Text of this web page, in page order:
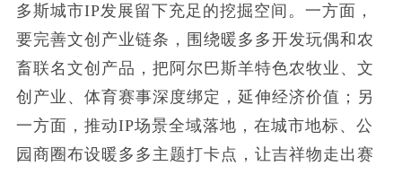
多斯城市IP发展留下充足的挖掘空间。一方面，
要完善文创产业链条，围绕暖多多开发玩偶和农
畜联名文创产品，把阿尔巴斯羊特色农牧业、文
创产业、体育赛事深度绑定，延伸经济价值；另
一方面，推动IP场景全域落地，在城市地标、公
园商圈布设暖多多主题打卡点，让吉祥物走出赛